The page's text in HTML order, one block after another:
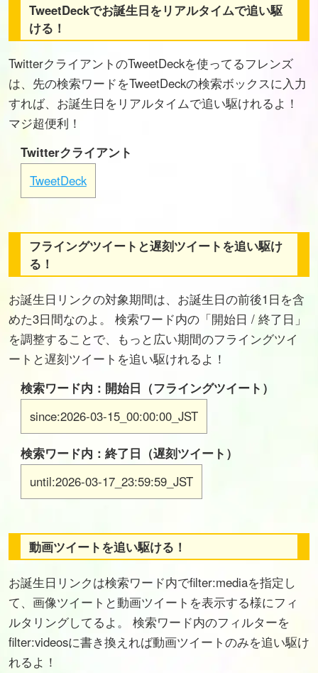
TweetDeckでお誕生日をリアルタイムで追い駆
ける！
TwitterクライアントのTweetDeckを使ってるフレンズ
は、先の検索ワードをTweetDeckの検索ボックスに入力
すれば、お誕生日をリアルタイムで追い駆けれるよ！
マジ超便利！
Twitterクライアント
TweetDeck
フライングツイートと遅刻ツイートを追い駆け
る！
お誕生日リンクの対象期間は、お誕生日の前後1日を含
めた3日間なのよ。 検索ワード内の「開始日 / 終了日」
を調整することで、もっと広い期間のフライングツイ
ートと遅刻ツイートを追い駆けれるよ！
検索ワード内：開始日（フライングツイート）
since:2026-03-15_00:00:00_JST
検索ワード内：終了日（遅刻ツイート）
until:2026-03-17_23:59:59_JST
動画ツイートを追い駆ける！
お誕生日リンクは検索ワード内でfilter:mediaを指定し
て、画像ツイートと動画ツイートを表示する様にフィ
ルタリングしてるよ。 検索ワード内のフィルターを
filter:videosに書き換えれば動画ツイートのみを追い駆け
れるよ！